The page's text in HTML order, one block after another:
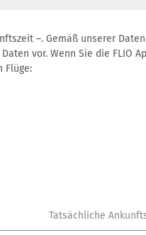
–. Gemäß unserer
vor. Wenn Sie die FLIO
Flüge:
Tatsächliche